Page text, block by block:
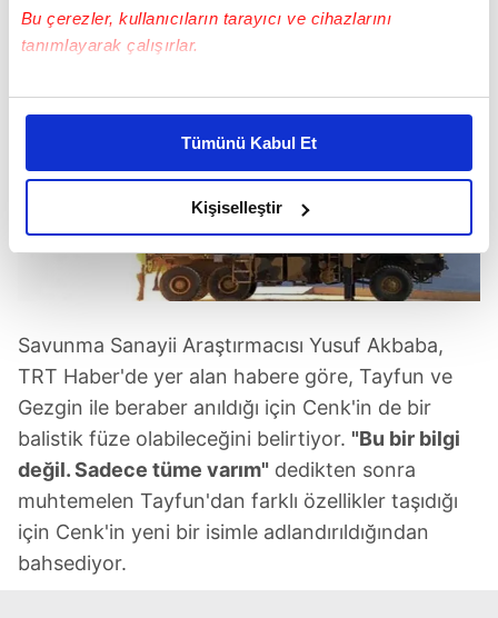
Bu çerezler, kullanıcıların tarayıcı ve cihazlarını
tanımlayarak çalışırlar.
Bu çerezlere izin vermeniz halinde sizlere özel
daha iyi reklam deneyimi yaşatabiliriz. Bunu yaparken
amacımızın size daha iyi bir reklam deneyimi sunmak
olduğunu ve sizlere en iyi içerikleri sunabilmek adına
elimizden gelen çabayı gösterdiğimizi ve bu noktada,
reklamların maliyetlerimizi karşılamak noktasında tek gelir
kalemimiz olduğunu sizlere hatırlatmak isteriz.
Her halükârda, kullanıcılar, bu çerezlere izin vermedikleri
takdirde, kullanıcılara hedefli reklamlar
gösterilmeyecektir."
Sizlere daha iyi bir hizmet sunabilmek için İnternet
Sitemizde kendimize ve üçüncü kişilere ait çerezler
kullanılmaktadır. Bu çerezler vasıtasıyla çeşitli kişisel
verileriniz işlenmekte olup gerekli olan çerezler bilgi
toplumu hizmetlerinin sunulması amacıyla
kullanılmaktadır. Diğer çerezler, sitemizin daha işlevsel
Tümünü Kabul Et
Kişiselleştir
Savunma Sanayii Araştırmacısı Yusuf Akbaba,
TRT Haber'de yer alan habere göre, Tayfun ve
Gezgin ile beraber anıldığı için Cenk'in de bir
balistik füze olabileceğini belirtiyor. "Bu bir bilgi
değil. Sadece tüme varım" dedikten sonra
muhtemelen Tayfun'dan farklı özellikler taşıdığı
için Cenk'in yeni bir isimle adlandırıldığından
bahsediyor.